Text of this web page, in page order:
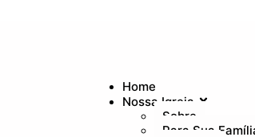
Home
Nossa Igreja
Sobre
Para Sua